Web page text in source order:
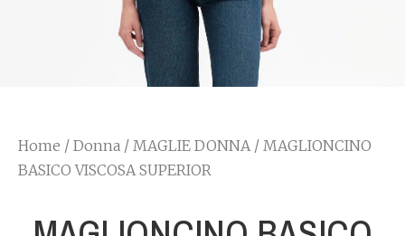
Home / Donna / MAGLIE DONNA/ MAGLIONCINO
BASICO VISCOSA SUPERIOR